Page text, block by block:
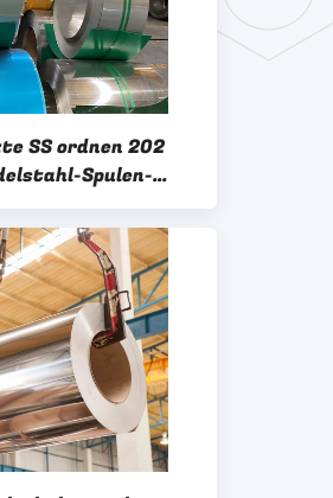
SS ordnen 202
Spulen-
2b